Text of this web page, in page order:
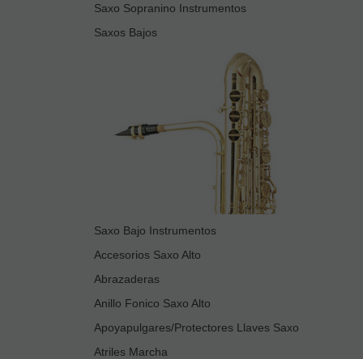
Saxo Sopranino Instrumentos
Saxos Bajos
Saxo Bajo Instrumentos
Accesorios Saxo Alto
Abrazaderas
Anillo Fonico Saxo Alto
Apoyapulgares/Protectores Llaves Saxo
Atriles Marcha